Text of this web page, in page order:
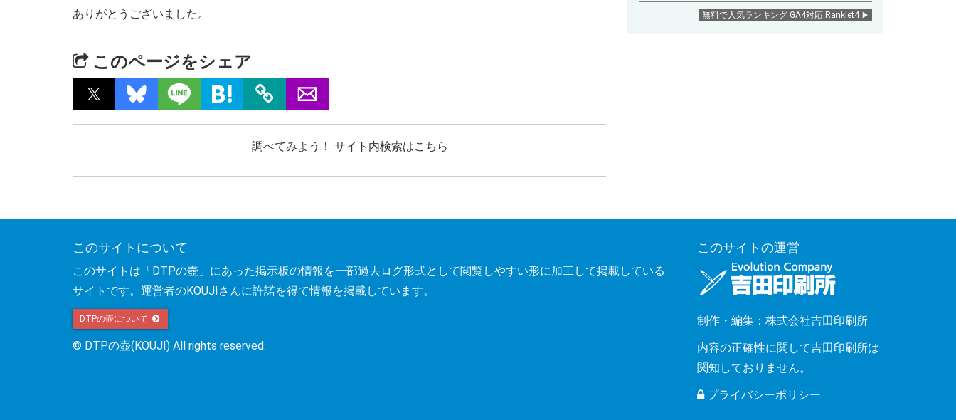
ありがとうございました。
このページをシェア
調べてみよう！ サイト内検索はこちら
無料で人気ランキング GA4対応 Ranklet4
このサイトについて
このサイトは「DTPの壺」にあった掲示板の情報を一部過去ログ形式として閲覧しやすい形に加工して掲載している
サイトです。運営者のKOUJIさんに許諾を得て情報を掲載しています。
DTPの壺について
© DTPの壺(KOUJI) All rights reserved.
このサイトの運営
制作・編集：株式会社吉田印刷所
内容の正確性に関して吉田印刷所は
関知しておりません。
プライバシーポリシー